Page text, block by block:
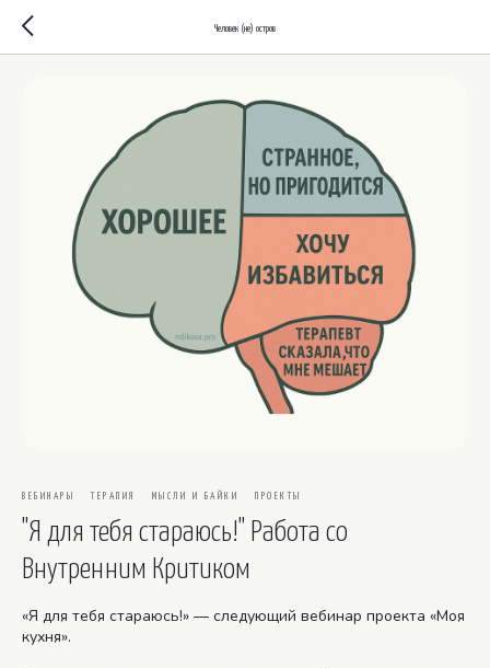
Человек (не) остров
ВЕБИНАРЫ ТЕРАПИЯ МЫСЛИ И БАЙКИ ПРОЕКТЫ
"Я для тебя стараюсь!" Работа со
Внутренним Критиком
«Я для тебя стараюсь!» — следующий вебинар проекта «Моя
кухня».